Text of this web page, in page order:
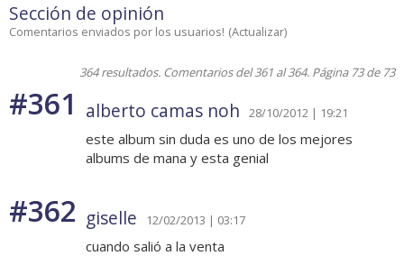
Sección de opinión
Comentarios enviados por los usuarios! (Actualizar)
364 resultados. Comentarios del 361 al 364. Página 73 de 73
#361 alberto camas noh 28/10/2012 | 19:21
este album sin duda es uno de los mejores
albums de mana y esta genial
#362 giselle 12/02/2013 | 03:17
cuando salió a la venta